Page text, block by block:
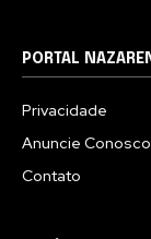
PORTAL
Privacidade
Anuncie Conosco
Contato